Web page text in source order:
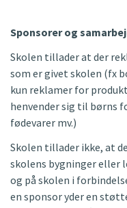
Sponsorer og
Skolen tillader at der
som er givet skolen (fx
kun reklamer for
henvender sig til børns
fødevarer mv.)
Skolen tillader ikke, at
skolens bygninger eller
og på skolen i
en sponsor yder en